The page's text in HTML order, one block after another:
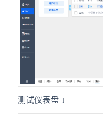
测试仪表盘 ↓